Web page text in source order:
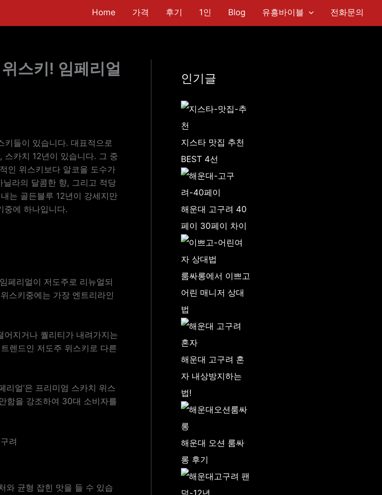
Home 가격 후기 1인 Blog 유흥바이블 전화문의
스키! 임페리얼
키들이 있습니다. 대표적으로
스카치 12년이 있습니다. 그 중
인 위스키보다 알코올 도수가
라의 달콤한 향, 그리고 적당
는 골든블루 12년이 강세지만
중에 하나입니다.
페리얼이 저도주로 리뉴얼되
스키중에는 가장 엔트리라인
지거나 퀄리티가 내려가지는
렌드인 저도주 위스키로 다른
리얼’은 프리미엄 스카치 위스
함을 강조하여 30대 소비자를
와 균형 잡힌 맛을 들 수 있습
인기글
지스타 맛집 추천
BEST 4선
해운대 고구려 40
페이 30페이 차이
룸싸롱에서 이쁘고
어린 매니저 상대
법
해운대 고구려 혼
자 내상방지하는
법!
해운대 오션 룸싸
롱 후기